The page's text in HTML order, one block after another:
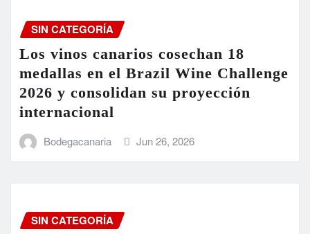
SIN CATEGORÍA
Los vinos canarios cosechan 18
medallas en el Brazil Wine Challenge
2026 y consolidan su proyección
internacional
Bodegacanaria Jun 26, 2026
SIN CATEGORÍA